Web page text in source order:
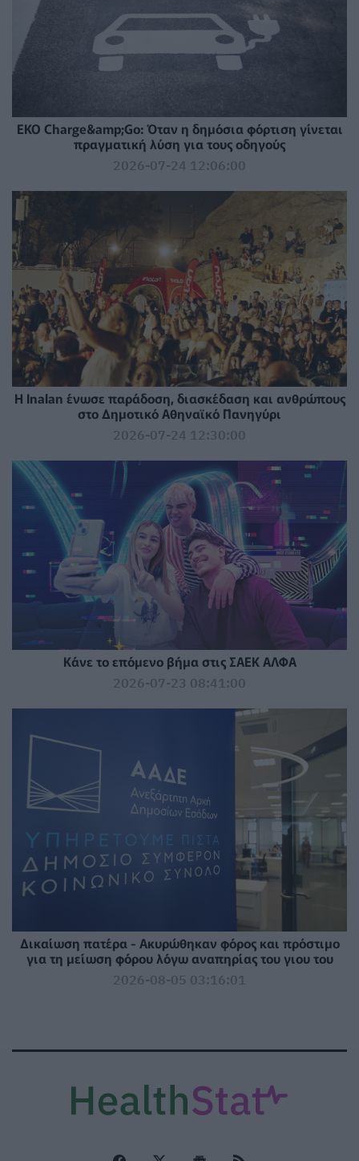
EKO Charge&amp;Go: Όταν η δημόσια φόρτιση γίνεται
πραγματική λύση για τους οδηγούς
2026-07-24 12:06:00
Η Inalan ένωσε παράδοση, διασκέδαση και ανθρώπους
στο Δημοτικό Αθηναϊκό Πανηγύρι
2026-07-24 12:30:00
Κάνε το επόμενο βήμα στις ΣΑΕΚ ΑΛΦΑ
2026-07-23 08:41:00
Δικαίωση πατέρα - Ακυρώθηκαν φόρος και πρόστιμο
για τη μείωση φόρου λόγω αναπηρίας του γιου του
2026-08-05 03:16:01